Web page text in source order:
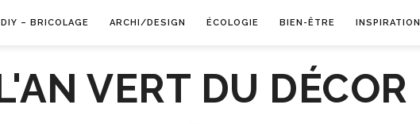
DIY – BRICOLAGE ARCHI/DESIGN ÉCOLOGIE BIEN-ÊTRE INSPIRATION